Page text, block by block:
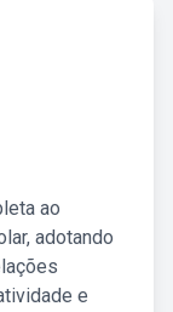
ao
adotando
e